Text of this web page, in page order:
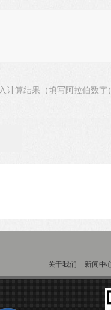
计算结果（填写阿拉伯数字
关于我们 新闻中